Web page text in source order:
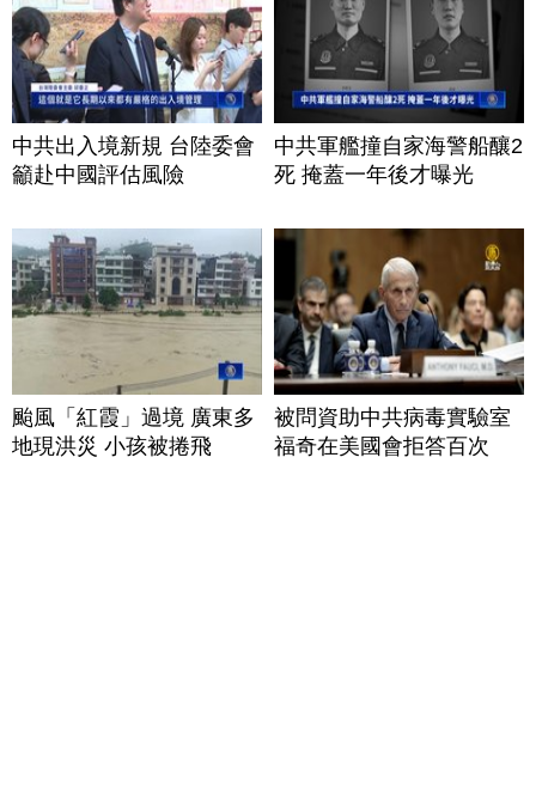
中共出入境新規 台陸委會
籲赴中國評估風險
中共軍艦撞自家海警船釀2
死 掩蓋一年後才曝光
颱風「紅霞」過境 廣東多
地現洪災 小孩被捲飛
被問資助中共病毒實驗室
福奇在美國會拒答百次